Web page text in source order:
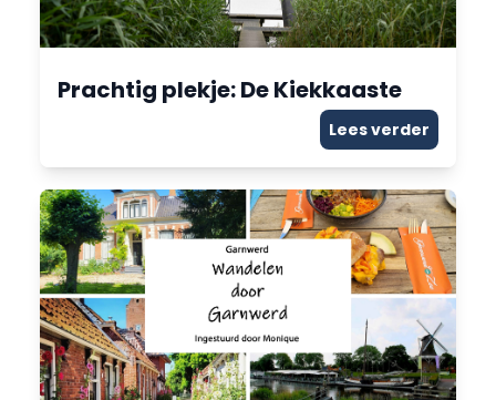
Prachtig plekje: De Kiekkaaste
Lees verder